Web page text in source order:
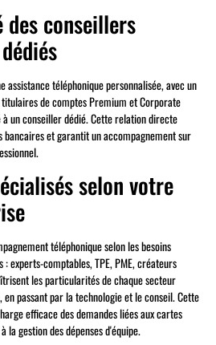
conseillers
assistance téléphonique personnalisée, avec un
de comptes Premium et Corporate
un conseiller dédié. Cette relation directe
et garantit un accompagnement sur
selon votre
téléphonique selon les besoins
experts-comptables, TPE, PME, créateurs
les particularités de chaque secteur
passant par la technologie et le conseil. Cette
efficace des demandes liées aux cartes
la gestion des dépenses d'équipe.